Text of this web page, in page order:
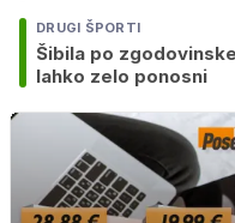
DRUGI ŠPORTI
Šibila po
lahko zelo ponosni